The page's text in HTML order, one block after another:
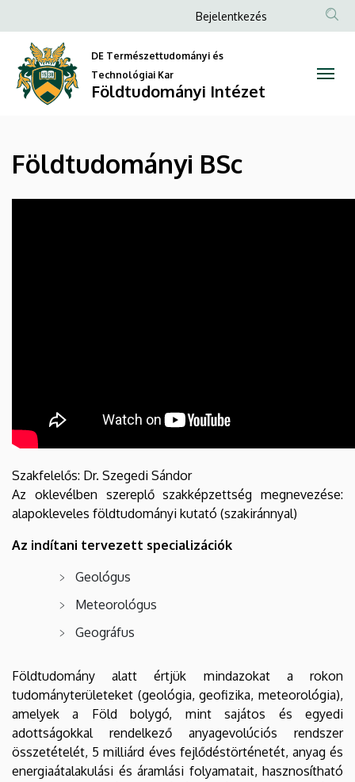
BSc
Földtudományi
Intézet
a
tartalomra
Anonim
fiók
menüje
Bejelentkezés
DE Természettudományi és
Technológiai Kar
Földtudományi Intézet
Földtudományi BSc
Szakfelelős: Dr. Szegedi Sándor
Az oklevélben szereplő szakképzettség megnevezése:
alapokleveles földtudományi kutató (szakiránnyal)
Az indítani tervezett specializációk
Geológus
Meteorológus
Geográfus
Földtudomány alatt értjük mindazokat a rokon
tudományterületeket (geológia, geofizika, meteorológia),
amelyek a Föld bolygó, mint sajátos és egyedi
adottságokkal rendelkező anyagevolúciós rendszer
összetételét, 5 milliárd éves fejlődéstörténetét, anyag és
energiaátalakulási és áramlási folyamatait, hasznosítható